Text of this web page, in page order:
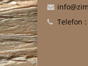
Telefon :